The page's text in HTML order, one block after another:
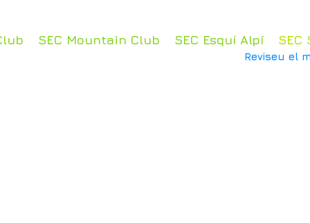
SEC Mountain Club SEC Esquí Alpí SEC
Reviseu el